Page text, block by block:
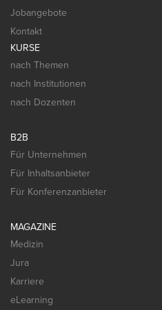
Jobangebote
Kontakt
KURSE
nach Themen
nach Institutionen
nach Dozenten
B2B
Für Unternehmen
Für Inhaltsanbieter
Für Konferenzanbieter
MAGAZINE
Medizin
Jura
Karriere
eLearning